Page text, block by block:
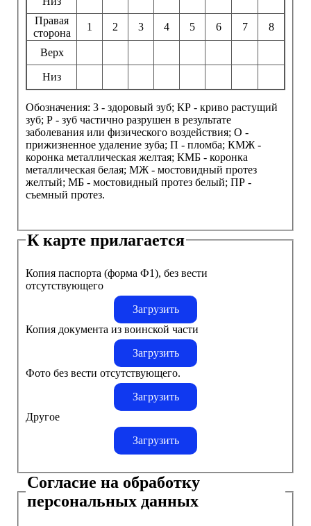
Правая
сторона
1 2 3 4 5 6 7 8
Верх
Низ
Обозначения: 3 - здоровый зуб; КР - криво растущий
зуб; Р - зуб частично разрушен в результате
заболевания или физического воздействия; О -
прижизненное удаление зуба; П - пломба; КМЖ -
коронка металлическая желтая; КМБ - коронка
металлическая белая; МЖ - мостовидный протез
желтый; МБ - мостовидный протез белый; ПР -
съемный протез.
К карте прилагается
Копия паспорта (форма Ф1), без вести
отсутствующего
Загрузить
Копия документа из воинской части
Загрузить
Фото без вести отсутствующего.
Загрузить
Другое
Загрузить
Согласие на обработку
персональных данных